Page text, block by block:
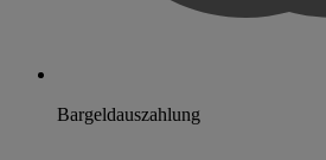
Bargeldauszahlung